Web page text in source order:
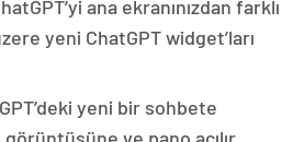
ana ekranınızdan farklı
yeni ChatGPT widget’ları
yeni bir sohbete